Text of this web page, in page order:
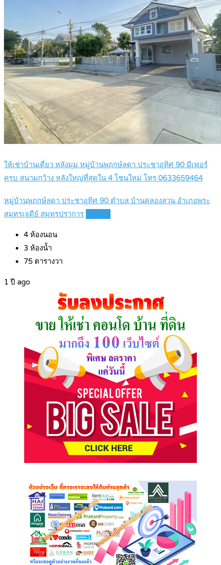
ให้เช่าบ้านเดี่ยว หลังมุม หมู่บ้านพฤกษ์ลดา ประชาอุทิศ 90 มีเฟอร์
ครบ สนามกว้าง หลังใหญ่ที่สุดใน 4 โซนใหม่ โทร 0633659464
หมู่บ้านพฤกษ์ลดา ประชาอุทิศ 90 ตำบล บ้านคลองสวน อำเภอพระ
สมุทรเจดีย์ สมุทรปราการ
4 ห้องนอน
3 ห้องน้ำ
75 ตารางวา
1 ปี ago